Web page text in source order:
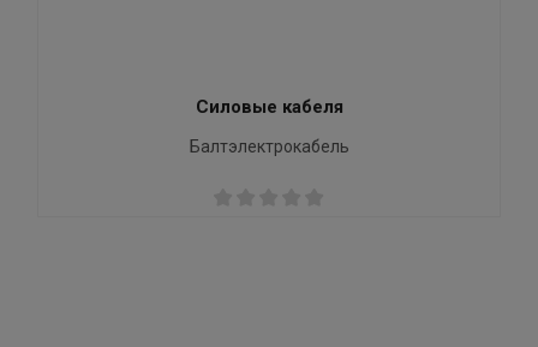
Силовые кабеля
Балтэлектрокабель